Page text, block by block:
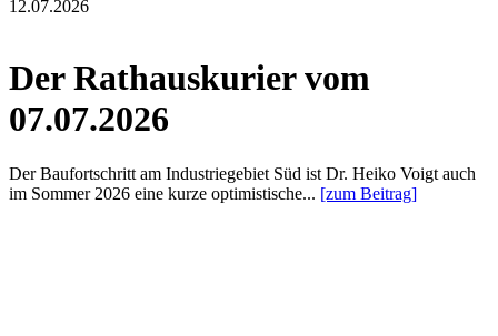
12.07.2026
Der Rathauskurier vom
07.07.2026
Der Baufortschritt am Industriegebiet Süd ist Dr. Heiko Voigt auch
im Sommer 2026 eine kurze optimistische... [zum Beitrag]